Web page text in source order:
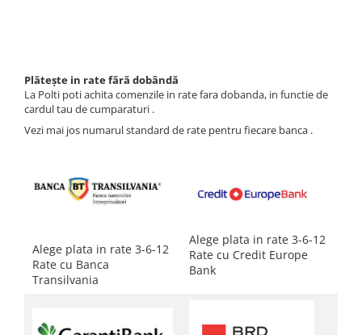
Plătește in rate fără dobândă
La Polti poti achita comenzile in rate fara dobanda, in functie de
cardul tau de cumparaturi .
Vezi mai jos numarul standard de rate pentru fiecare banca .
Alege plata in rate 3-6-12
Rate cu Banca
Transilvania
Alege plata in rate 3-6-12
Rate cu Credit Europe
Bank